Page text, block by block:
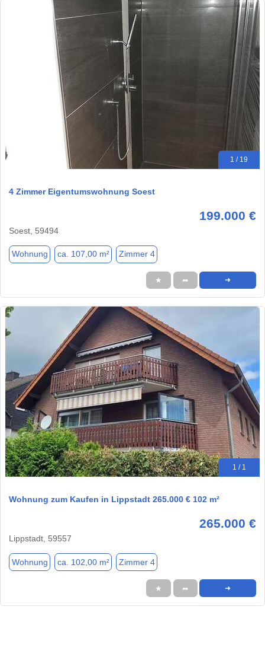
1 / 19
4 Zimmer Eigentumswohnung Soest
199.000 €
Soest, 59494
Wohnung ca. 107,00 m² Zimmer 4
★ ➦ ➜
1 / 1
Wohnung zum Kaufen in Lippstadt 265.000 € 102 m²
265.000 €
Lippstadt, 59557
Wohnung ca. 102,00 m² Zimmer 4
★ ➦ ➜